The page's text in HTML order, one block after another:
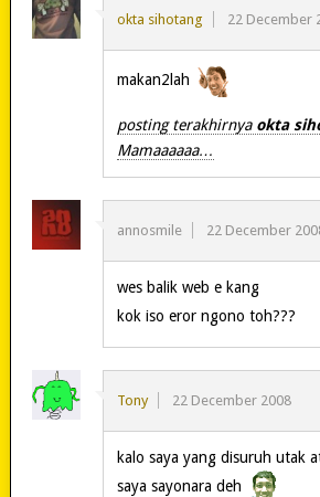
okta sihotang 22 December
makan2lah
posting terakhirnya okta
Mamaaaaaa…
annosmile 22 December
wes balik web e kang
kok iso eror ngono toh???
Tony 22 December 2008
kalo saya yang disuruh utak
saya sayonara deh